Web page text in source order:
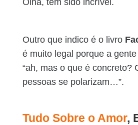
Olha, tem sido incrível.
Outro que indico é o livro
é muito legal porque a
“ah, mas o que é concreto?
pessoas se polarizam…”.
Tudo Sobre o Amor,